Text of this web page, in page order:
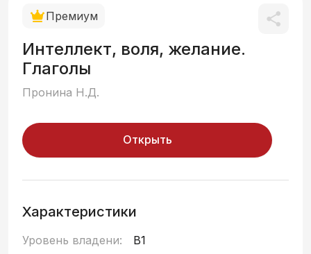
Премиум
Интеллект, воля, желание.
Глаголы
Пронина Н.Д.
Открыть
Характеристики
Уровень владени:
B1